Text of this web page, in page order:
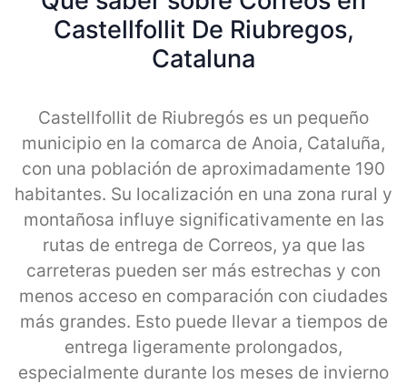
Castellfollit De Riubregos,
Cataluna
Castellfollit de Riubregós es un pequeño
municipio en la comarca de Anoia, Cataluña,
con una población de aproximadamente 190
habitantes. Su localización en una zona rural y
montañosa influye significativamente en las
rutas de entrega de Correos, ya que las
carreteras pueden ser más estrechas y con
menos acceso en comparación con ciudades
más grandes. Esto puede llevar a tiempos de
entrega ligeramente prolongados,
especialmente durante los meses de invierno